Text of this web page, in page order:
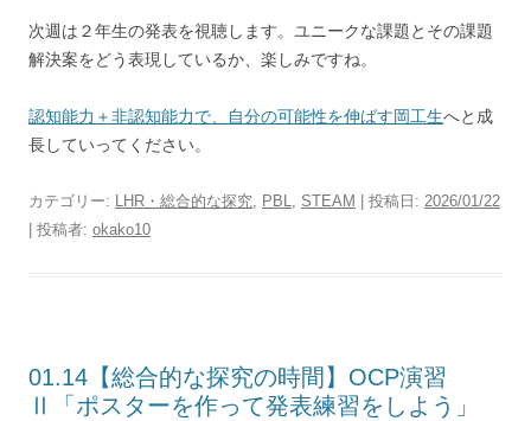
次週は２年生の発表を視聴します。ユニークな課題とその課題
解決案をどう表現しているか、楽しみですね。
認知能力＋非認知能力で、自分の可能性を伸ばす岡工生へと成
長していってください。
カテゴリー: LHR・総合的な探究, PBL, STEAM | 投稿日: 2026/01/22
投稿者: okako10
01.14【総合的な探究の時間】OCP演習
Ⅱ「ポスターを作って発表練習をしよう」